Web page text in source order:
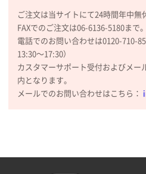
山口県P社様
【トートバッグ・エコバッ
1枚
希望の商品の取り扱いがあ
ご注文は当サイトにて24時間年中無
FAXでのご注文は06-6136-5180まで。
電話でのお問い合わせは0120-710-
13:30〜17:30）
カスタマーサポート受付およびメー
内となります。
メールでのお問い合わせはこちら：